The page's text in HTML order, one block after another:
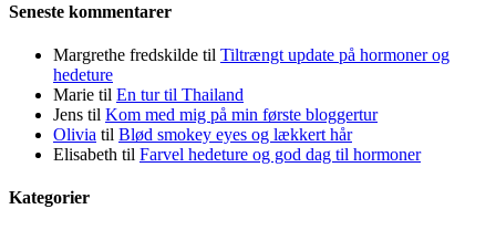
Seneste kommentarer
Margrethe fredskilde til Tiltrængt update på hormoner og
hedeture
Marie til En tur til Thailand
Jens til Kom med mig på min første bloggertur
Olivia til Blød smokey eyes og lækkert hår
Elisabeth til Farvel hedeture og god dag til hormoner
Kategorier